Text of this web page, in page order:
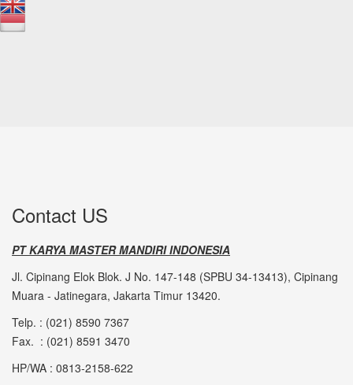
Contact US
PT KARYA MASTER MANDIRI INDONESIA
Jl. Cipinang Elok Blok. J No. 147-148 (SPBU 34-13413), Cipinang
Muara - Jatinegara, Jakarta Timur 13420.
Telp. : (021) 8590 7367
Fax. : (021) 8591 3470
HP/WA : 0813-2158-622